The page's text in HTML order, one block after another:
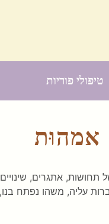
טיפולי פוריות
אמהוּת
אתגרים,
עליה, משהו נפתח